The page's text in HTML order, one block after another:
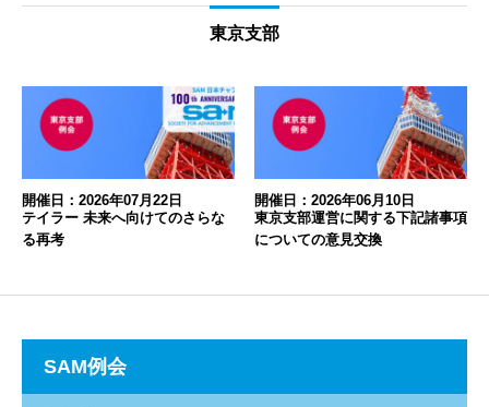
東京支部
開催日：2026年07月22日
テイラー 未来へ向けてのさらな
る再考
開催日：2026年06月10日
東京支部運営に関する下記諸事項
についての意見交換
SAM例会